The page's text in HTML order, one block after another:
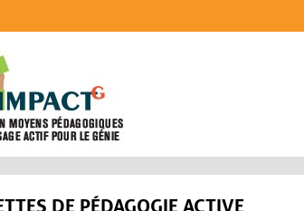
DE PÉDAGOGIE ACTIVE